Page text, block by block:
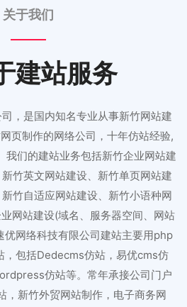
关于我们
建站服务
，是国内知名专业从事新竹网站建
页制作的网络公司，十年仿站经验,
我们的建站业务包括新竹企业网站建
竹英文网站建设、新竹单页网站建
竹自适应网站建设、新竹小语种网
网站建设(域名、服务器空间、网站
优网络科技有限公司建站主要用php
，包括Dedecms仿站，易优cms仿
仿站等。常年承接公司门户
，新竹外贸网站制作，电子商务网